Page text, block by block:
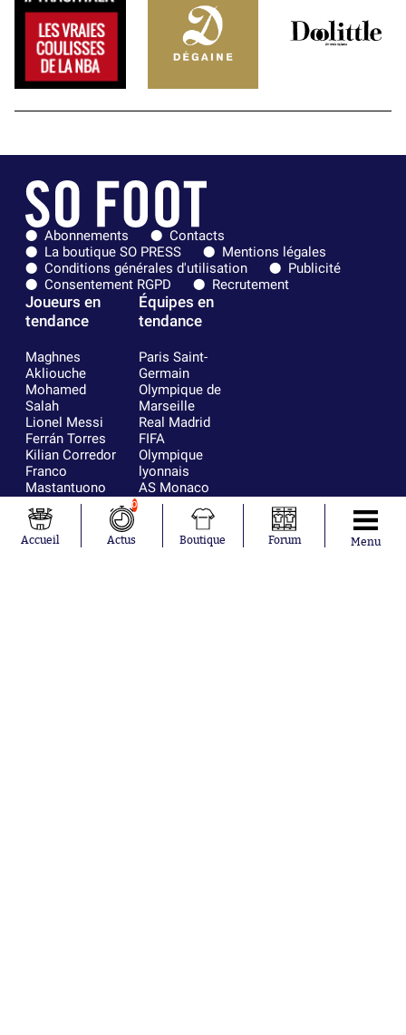
Abonnements
Contacts
La boutique SO PRESS
Mentions légales
Conditions générales d'utilisation
Publicité
Consentement RGPD
Recrutement
Joueurs en
tendance
Maghnes
Akliouche
Mohamed
Salah
Lionel Messi
Ferrán Torres
Kilian Corredor
Franco
Mastantuono
Orel Mangala
Rio Mavuba
Rodri
Mika Godts
Équipes en
tendance
Paris Saint-
Germain
Olympique de
Marseille
Real Madrid
FIFA
Olympique
lyonnais
AS Monaco
FC Barcelone
Argentine
RC Strasbourg
Trabzonspor
Accueil
0
Actus Boutique Forum Menu